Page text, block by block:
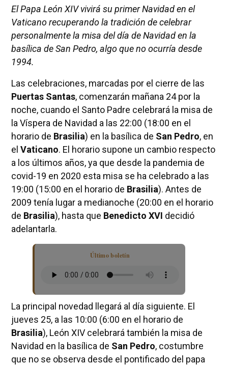
El Papa León XIV vivirá su primer Navidad en el
Vaticano recuperando la tradición de celebrar
personalmente la misa del día de Navidad en la
basílica de San Pedro, algo que no ocurría desde
1994.
Las celebraciones, marcadas por el cierre de las
Puertas Santas, comenzarán mañana 24 por la
noche, cuando el Santo Padre celebrará la misa de
la Víspera de Navidad a las 22:00 (18:00 en el
horario de Brasilia) en la basílica de San Pedro, en
el Vaticano. El horario supone un cambio respecto
a los últimos años, ya que desde la pandemia de
covid-19 en 2020 esta misa se ha celebrado a las
19:00 (15:00 en el horario de Brasilia). Antes de
2009 tenía lugar a medianoche (20:00 en el horario
de Brasilia), hasta que Benedicto XVI decidió
adelantarla.
Último boletín
La principal novedad llegará al día siguiente. El
jueves 25, a las 10:00 (6:00 en el horario de
Brasilia), León XIV celebrará también la misa de
Navidad en la basílica de San Pedro, costumbre
que no se observa desde el pontificado del papa